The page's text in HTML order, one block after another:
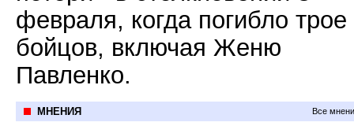
февраля, когда погибло трое
бойцов, включая Женю
Павленко.
МНЕНИЯ Все